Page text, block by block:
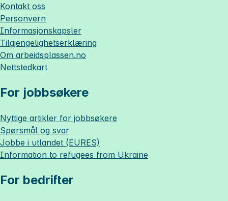
Kontakt oss
Personvern
Informasjonskapsler
Tilgjengelighetserklæring
Om arbeidsplassen.no
Nettstedkart
For jobbsøkere
Nyttige artikler for jobbsøkere
Spørsmål og svar
Jobbe i utlandet (EURES)
Information to refugees from Ukraine
For bedrifter